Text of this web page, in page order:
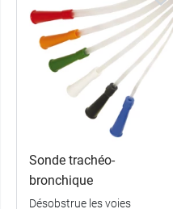
Référence :
Usage unique
Longueur : 180 cm
Charrière : 30
Largeur : 5 mm
Conditionnement :
Sonde trachéo-
bronchique
Désobstrue les voies